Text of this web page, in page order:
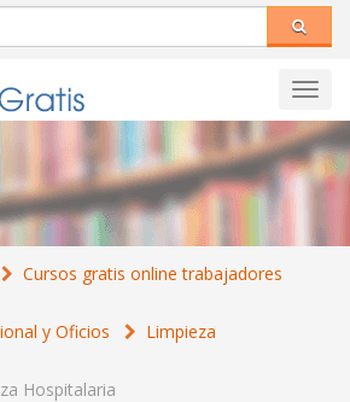
Cursos gratis online trabajadores
y Oficios Limpieza
Hospitalaria